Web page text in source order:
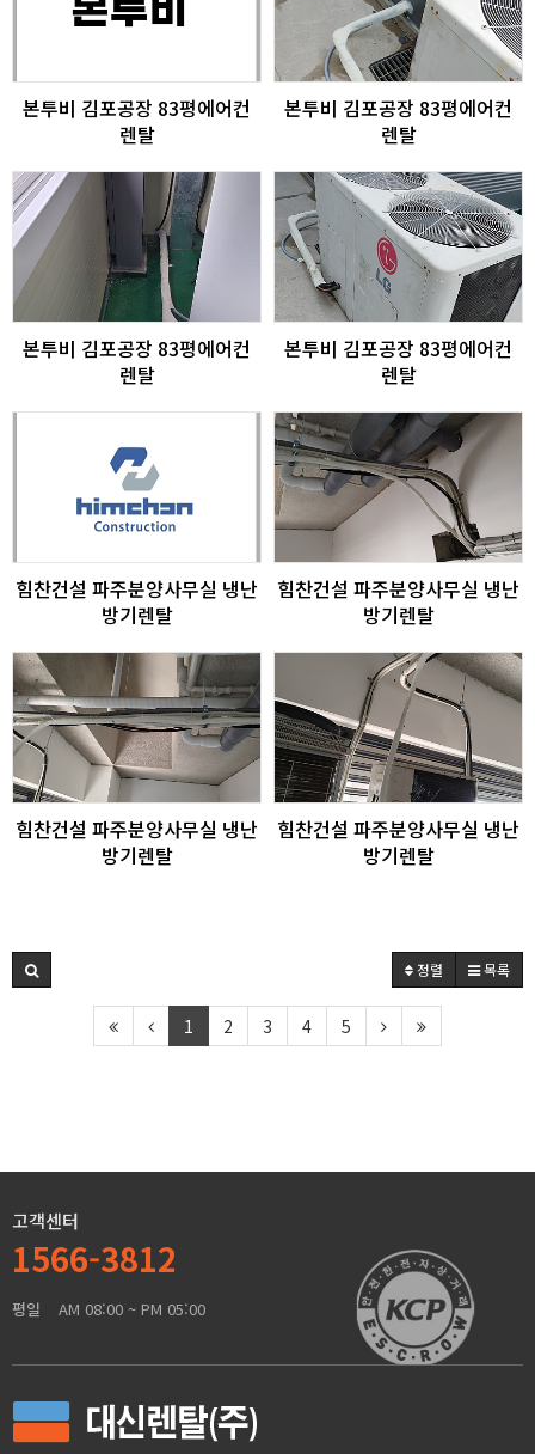
본투비 김포공장 83평에어컨
렌탈
본투비 김포공장 83평에어컨
렌탈
본투비 김포공장 83평에어컨
렌탈
본투비 김포공장 83평에어컨
렌탈
힘찬건설 파주분양사무실 냉난
방기렌탈
힘찬건설 파주분양사무실 냉난
방기렌탈
힘찬건설 파주분양사무실 냉난
방기렌탈
힘찬건설 파주분양사무실 냉난
방기렌탈
정렬 목록
1 2 3 4 5
고객센터
1566-3812
평일 AM 08:00 ~ PM 05:00